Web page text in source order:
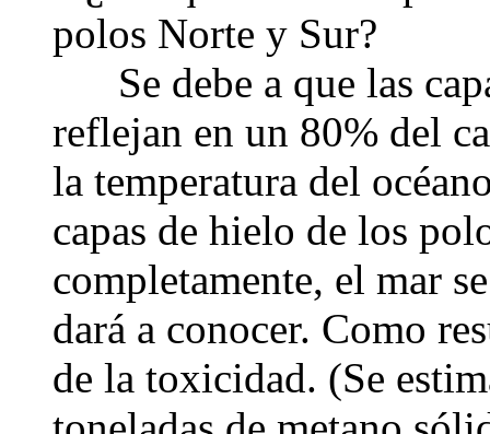
polos Norte y Sur?
Se debe a que las
reflejan en un 80% del
la temperatura del
capas de hielo de los
completamente, el mar
dará a conocer. Como
de la toxicidad. (Se